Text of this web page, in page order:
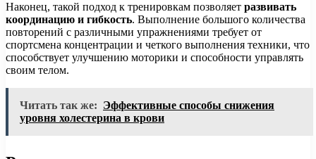
Наконец, такой подход к тренировкам позволяет развивать
координацию и гибкость. Выполнение большого количества
повторений с различными упражнениями требует от
спортсмена концентрации и четкого выполнения техники, что
способствует улучшению моторики и способности управлять
своим телом.
Читать так же: Эффективные способы снижения
уровня холестерина в крови